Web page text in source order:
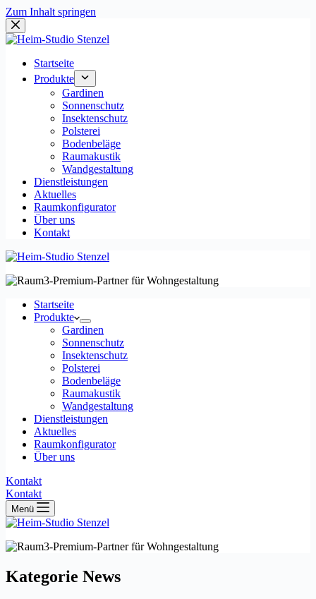
Zum Inhalt springen
Startseite
Produkte
Gardinen
Sonnenschutz
Insektenschutz
Polsterei
Bodenbeläge
Raumakustik
Wandgestaltung
Dienstleistungen
Aktuelles
Raumkonfigurator
Über uns
Kontakt
Startseite
Produkte
Gardinen
Sonnenschutz
Insektenschutz
Polsterei
Bodenbeläge
Raumakustik
Wandgestaltung
Dienstleistungen
Aktuelles
Raumkonfigurator
Über uns
Kontakt
Kontakt
Menü
Kategorie News